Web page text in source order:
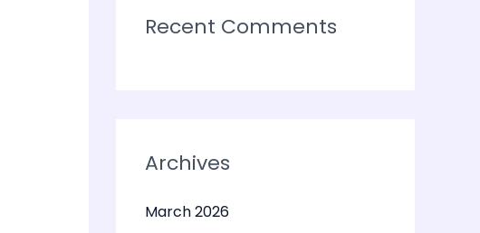
Recent Comments
Archives
March 2026